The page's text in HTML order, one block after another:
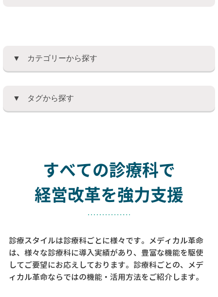
カテゴリーから探す
タグから探す
すべての診療科で
経営改革を強力支援
診療スタイルは診療科ごとに様々です。メディカル革命
は、様々な診療科に導入実績があり、 豊富な機能を駆使
してご要望にお応えしております。 診療科ごとの、メデ
ィカル革命ならではの機能・活用方法をご紹介します。